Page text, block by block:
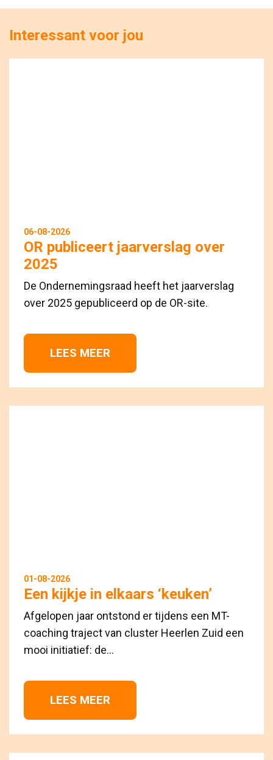
Interessant voor jou
06-08-2026
OR publiceert jaarverslag over
2025
De Ondernemingsraad heeft het jaarverslag
over 2025 gepubliceerd op de OR-site.
LEES MEER
01-08-2026
Een kijkje in elkaars ‘keuken’
Afgelopen jaar ontstond er tijdens een MT-
coaching traject van cluster Heerlen Zuid een
mooi initiatief: de...
LEES MEER